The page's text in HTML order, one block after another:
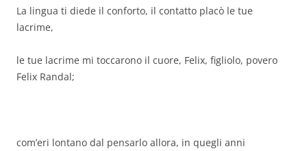
La lingua ti diede il conforto, il contatto placò le tue
lacrime,
le tue lacrime mi toccarono il cuore, Felix, figliolo, povero
Felix Randal;
com’eri lontano dal pensarlo allora, in quegli anni